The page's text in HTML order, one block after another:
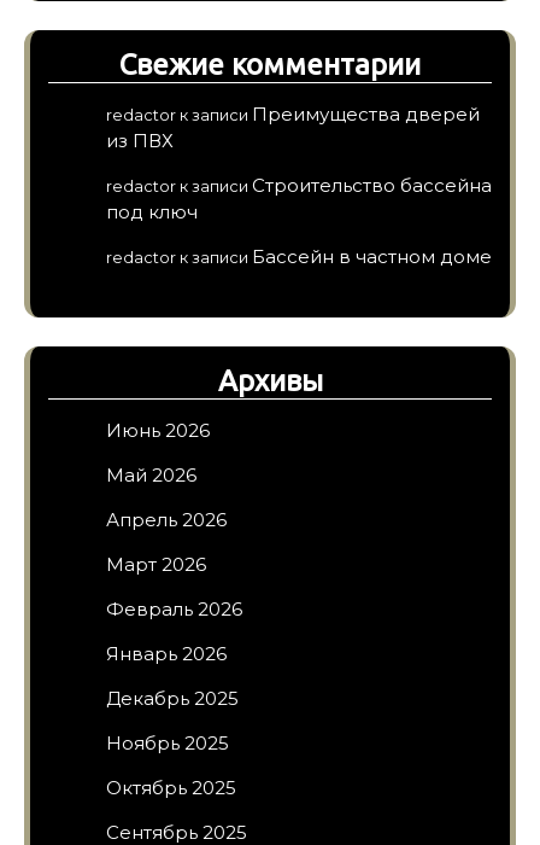
Свежие комментарии
redactor к записи Преимущества дверей
из ПВХ
redactor к записи Строительство бассейна
под ключ
redactor к записи Бассейн в частном доме
Архивы
Июнь 2026
Май 2026
Апрель 2026
Март 2026
Февраль 2026
Январь 2026
Декабрь 2025
Ноябрь 2025
Октябрь 2025
Сентябрь 2025